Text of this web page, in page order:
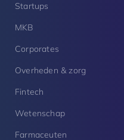
Startups
MKB
Corporates
Overheden & zorg
Fintech
Wetenschap
Farmaceuten